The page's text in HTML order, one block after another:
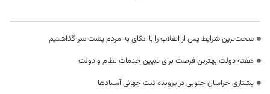
سخت‌ترین شرایط پس از انقلاب را با اتکای به مردم پشت سر گذاشتیم
هفته دولت بهترین فرصت برای تبیین خدمات نظام و دولت
یشتازی خراسان جنوبی در پرونده ثبت جهانی آسبادها